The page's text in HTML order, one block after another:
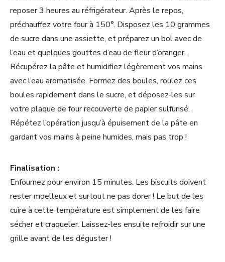
reposer 3 heures au réfrigérateur. Après le repos,
préchauffez votre four à 150°. Disposez les 10 grammes
de sucre dans une assiette, et préparez un bol avec de
l’eau et quelques gouttes d’eau de fleur d’oranger.
Récupérez la pâte et humidifiez légèrement vos mains
avec l’eau aromatisée. Formez des boules, roulez ces
boules rapidement dans le sucre, et déposez-les sur
votre plaque de four recouverte de papier sulfurisé.
Répétez l’opération jusqu’à épuisement de la pâte en
gardant vos mains à peine humides, mais pas trop !
Finalisation :
Enfournez pour environ 15 minutes. Les biscuits doivent
rester moelleux et surtout ne pas dorer ! Le but de les
cuire à cette température est simplement de les faire
sécher et craqueler. Laissez-les ensuite refroidir sur une
grille avant de les déguster !